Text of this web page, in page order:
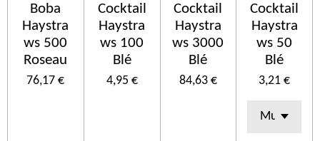
Boba
Haystra
ws 500
Roseau
76,17 €
Cocktail
Haystra
ws 100
Blé
4,95 €
Cocktail
Haystra
ws 3000
Blé
84,63 €
Cocktail
Haystra
ws 50
Blé
3,21 €